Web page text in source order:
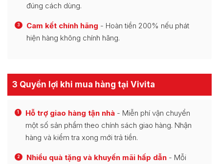
đúng cách dùng.
3 Cam kết chính hãng - Hoàn tiền 200% nếu phát
hiện hàng không chính hãng.
3 Quyền lợi khi mua hàng tại Vivita
1 Hỗ trợ giao hàng tận nhà - Miễn phí vận chuyển
một số sản phẩm theo chính sách giao hàng. Nhận
hàng và kiểm tra xong mới trả tiền.
2 Nhiều quà tặng và khuyến mãi hấp dẫn - Mỗi